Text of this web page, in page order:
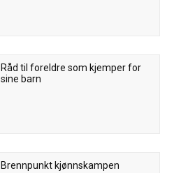
Råd til foreldre som kjemper for
sine barn
Brennpunkt kjønnskampen